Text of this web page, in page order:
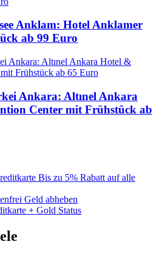
Anklam: Hotel Anklamer
ab 99 Euro
Ankara: Altınel Ankara
Center mit Frühstück ab
Bis zu 5% Rabatt auf alle
Geld abheben
+ Gold Status